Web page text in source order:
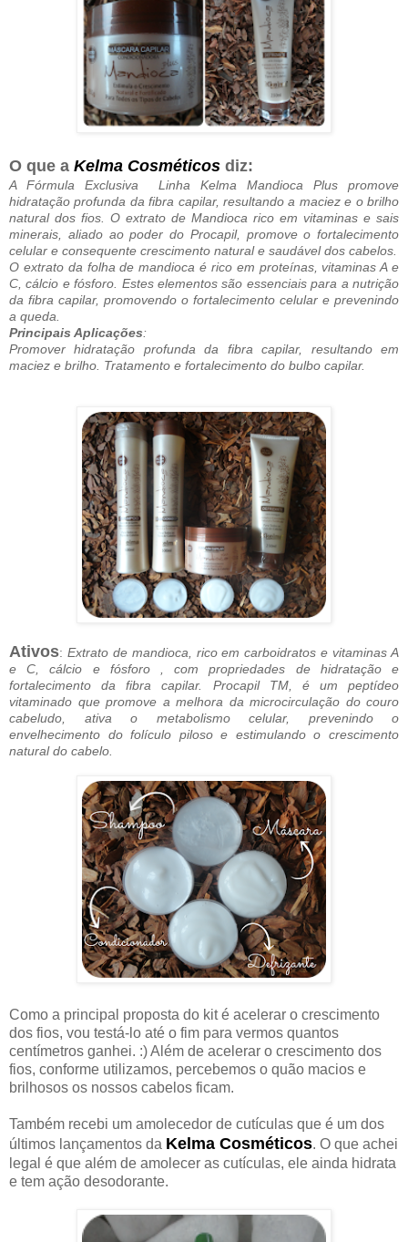
O que a Kelma Cosméticos diz:
A Fórmula Exclusiva Linha Kelma Mandioca Plus promove
hidratação profunda da fibra capilar, resultando a maciez e o brilho
natural dos fios. O extrato de Mandioca rico em vitaminas e sais
minerais, aliado ao poder do Procapil, promove o fortalecimento
celular e consequente crescimento natural e saudável dos cabelos.
O extrato da folha de mandioca é rico em proteínas, vitaminas A e
C, cálcio e fósforo. Estes elementos são essenciais para a nutrição
da fibra capilar, promovendo o fortalecimento celular e prevenindo
a queda.
Principais Aplicações:
Promover hidratação profunda da fibra capilar, resultando em
maciez e brilho. Tratamento e fortalecimento do bulbo capilar.
Ativos: Extrato de mandioca, rico em carboidratos e vitaminas A
e C, cálcio e fósforo , com propriedades de hidratação e
fortalecimento da fibra capilar. Procapil TM, é um peptídeo
vitaminado que promove a melhora da microcirculação do couro
cabeludo, ativa o metabolismo celular, prevenindo o
envelhecimento do folículo piloso e estimulando o crescimento
natural do cabelo.
Como a principal proposta do kit é acelerar o crescimento
dos fios, vou testá-lo até o fim para vermos quantos
centímetros ganhei. :) Além de acelerar o crescimento dos
fios, conforme utilizamos, percebemos o quão macios e
brilhosos os nossos cabelos ficam.
Também recebi um amolecedor de cutículas que é um dos
últimos lançamentos da Kelma Cosméticos. O que achei
legal é que além de amolecer as cutículas, ele ainda hidrata
e tem ação desodorante.